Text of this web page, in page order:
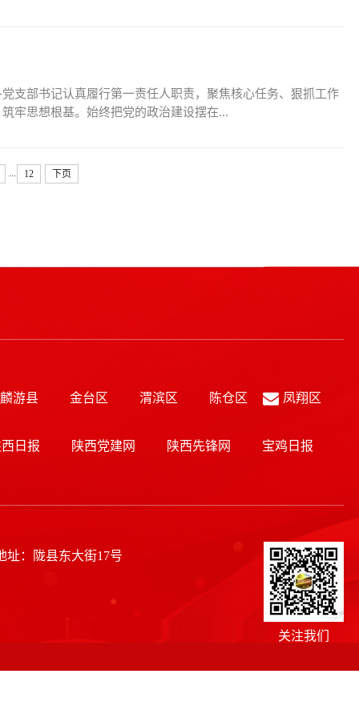
支部书记认真履行第一责任人职责，聚焦核心任务、狠抓工作
牢思想根基。始终把党的政治建设摆在...
12 下页
麟游县 金台区 渭滨区 陈仓区 凤翔区
日报 陕西党建网 陕西先锋网 宝鸡日报
址：陇县东大街17号
关注我们